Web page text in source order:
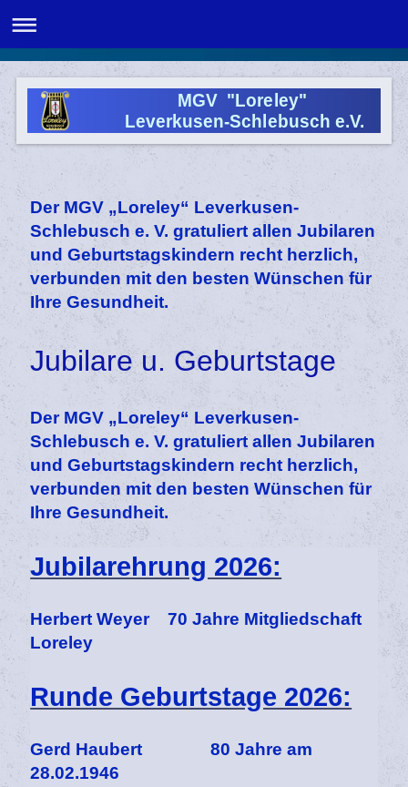
MGV "Loreley"
Leverkusen-Schlebusch e.V.
Der MGV „Loreley“ Leverkusen-
Schlebusch e. V. gratuliert allen Jubilaren
und Geburtstagskindern recht herzlich,
verbunden mit den besten Wünschen für
Ihre Gesundheit.
Jubilare u. Geburtstage
Der MGV „Loreley“ Leverkusen-
Schlebusch e. V. gratuliert allen Jubilaren
und Geburtstagskindern recht herzlich,
verbunden mit den besten Wünschen für
Ihre Gesundheit.
Jubilarehrung 2026:
Herbert Weyer 70 Jahre Mitgliedschaft
Loreley
Runde Geburtstage 2026:
Gerd Haubert 80 Jahre am
28.02.1946